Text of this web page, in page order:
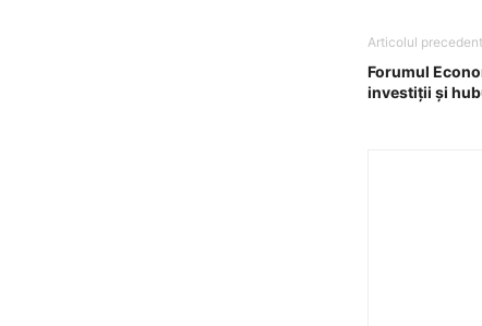
Articolul precedent
Forumul
investiții și